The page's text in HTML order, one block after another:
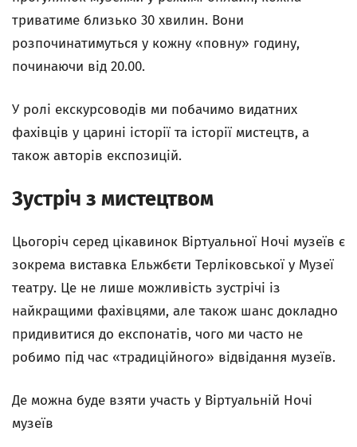
триватиме близько 30 хвилин. Вони
розпочинатимуться у кожну «повну» годину,
починаючи від 20.00.
У ролі екскурсоводів ми побачимо видатних
фахівців у царині історії та історії мистецтв, а
також авторів експозицій.
Зустріч з мистецтвом
Цьогоріч серед цікавинок Віртуальної Ночі музеїв є
зокрема виставка Ельжбєти Терліковської у Музеї
театру. Це не лише можливість зустрічі із
найкращими фахівцями, але також шанс докладно
придивитися до експонатів, чого ми часто не
робимо під час «традиційного» відвідання музеїв.
Де можна буде взяти участь у Віртуальній Ночі
музеїв